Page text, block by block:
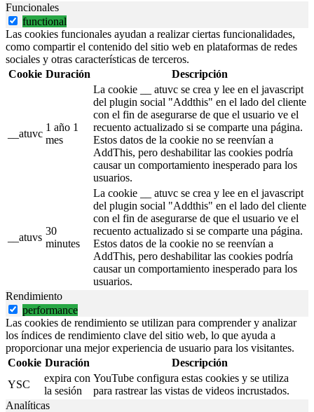
Funcionales
functional
Las cookies funcionales ayudan a realizar ciertas funcionalidades,
como compartir el contenido del sitio web en plataformas de redes
sociales y otras características de terceros.
Cookie Duración Descripción
__atuvc
1 año 1
mes
La cookie __ atuvc se crea y lee en el javascript
del plugin social "Addthis" en el lado del cliente
con el fin de asegurarse de que el usuario ve el
recuento actualizado si se comparte una página.
Estos datos de la cookie no se reenvían a
AddThis, pero deshabilitar las cookies podría
causar un comportamiento inesperado para los
usuarios.
__atuvs
30
minutes
La cookie __ atuvc se crea y lee en el javascript
del plugin social "Addthis" en el lado del cliente
con el fin de asegurarse de que el usuario ve el
recuento actualizado si se comparte una página.
Estos datos de la cookie no se reenvían a
AddThis, pero deshabilitar las cookies podría
causar un comportamiento inesperado para los
usuarios.
Rendimiento
performance
Las cookies de rendimiento se utilizan para comprender y analizar
los índices de rendimiento clave del sitio web, lo que ayuda a
proporcionar una mejor experiencia de usuario para los visitantes.
Cookie Duración
Descripción
YSC
expira con
la sesión
YouTube configura estas cookies y se utiliza
para rastrear las vistas de videos incrustados.
Analíticas